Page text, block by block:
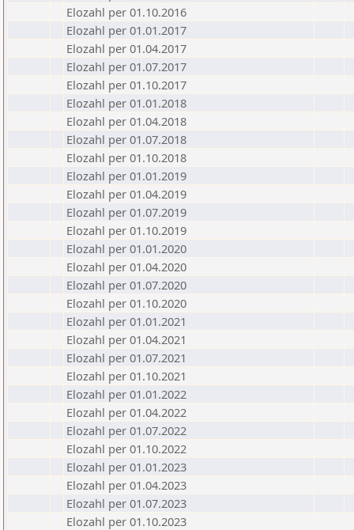
Elozahl per 01.10.2016
Elozahl per 01.01.2017
Elozahl per 01.04.2017
Elozahl per 01.07.2017
Elozahl per 01.10.2017
Elozahl per 01.01.2018
Elozahl per 01.04.2018
Elozahl per 01.07.2018
Elozahl per 01.10.2018
Elozahl per 01.01.2019
Elozahl per 01.04.2019
Elozahl per 01.07.2019
Elozahl per 01.10.2019
Elozahl per 01.01.2020
Elozahl per 01.04.2020
Elozahl per 01.07.2020
Elozahl per 01.10.2020
Elozahl per 01.01.2021
Elozahl per 01.04.2021
Elozahl per 01.07.2021
Elozahl per 01.10.2021
Elozahl per 01.01.2022
Elozahl per 01.04.2022
Elozahl per 01.07.2022
Elozahl per 01.10.2022
Elozahl per 01.01.2023
Elozahl per 01.04.2023
Elozahl per 01.07.2023
Elozahl per 01.10.2023